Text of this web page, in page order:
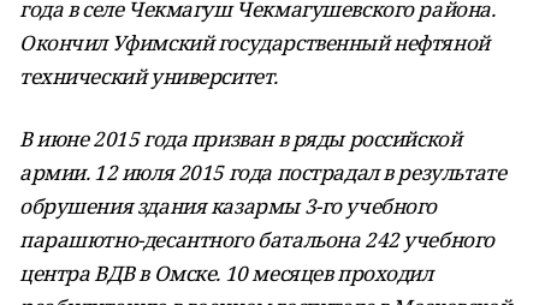
года в селе Чекмагуш Чекмагушевского района.
Окончил Уфимский государственный нефтяной
технический университет.
В июне 2015 года призван в ряды российской
армии. 12 июля 2015 года пострадал в результате
обрушения здания казармы 3-го учебного
парашютно-десантного батальона 242 учебного
центра ВДВ в Омске. 10 месяцев проходил